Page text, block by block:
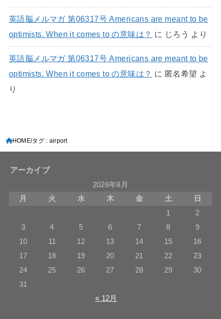
英語脳メルマガ 第06317号 Americans are meant to be
optimists. When it comes to の意味は？ に じろう より
英語脳メルマガ 第06317号 Americans are meant to be
optimists. When it comes to の意味は？ に 匿名希望 よ
り
HOME タグ : airport
アーカイブ
2026年8月
月
火 水 木 金 土
日
1
2
3
4 5 6 7 8
9
10
11 12 13 14 15
16
17
18 19 20 21 22
23
24
25 26 27 28 29
30
31
« 12月